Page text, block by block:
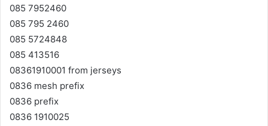
085 7952460
085 795 2460
085 5724848
085 413516
08361910001 from jerseys
0836 mesh prefix
0836 prefix
0836 1910025